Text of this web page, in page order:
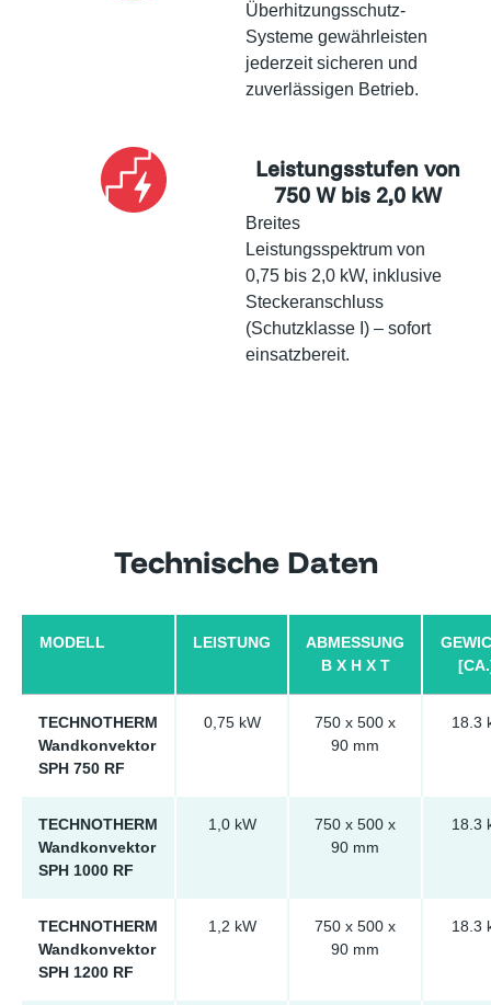
Überhitzungsschutz-
Systeme gewährleisten
jederzeit sicheren und
zuverlässigen Betrieb.
Leistungsstufen von
750 W bis 2,0 kW
Breites
Leistungsspektrum von
0,75 bis 2,0 kW, inklusive
Steckeranschluss
(Schutzklasse I) – sofort
einsatzbereit.
Technische Daten
MODELL LEISTUNG
ABMESSUNG
B X H X T
TECHNOTHERM
Wandkonvektor
SPH 750 RF
0,75 kW
750 x 500 x
90 mm
18.3
TECHNOTHERM
Wandkonvektor
SPH 1000 RF
1,0 kW
750 x 500 x
90 mm
18.3
TECHNOTHERM
Wandkonvektor
SPH 1200 RF
1,2 kW
750 x 500 x
90 mm
18.3